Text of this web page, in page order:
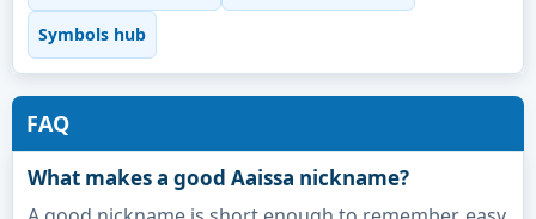
Symbols hub
FAQ
What makes a good Aaissa nickname?